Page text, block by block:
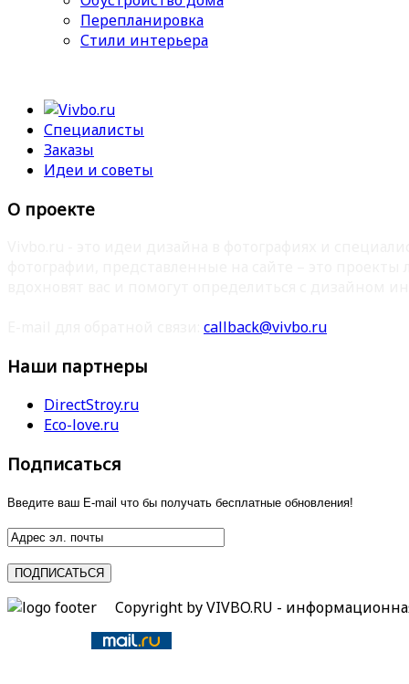
Перепланировка
Стили интерьера
Специалисты
Заказы
Идеи и советы
О проекте
callback@vivbo.ru
Наши партнеры
DirectStroy.ru
Eco-love.ru
Подписаться
Введите ваш E-mail что бы получать бесплатные обновления!
Copyright by VIVBO.RU -